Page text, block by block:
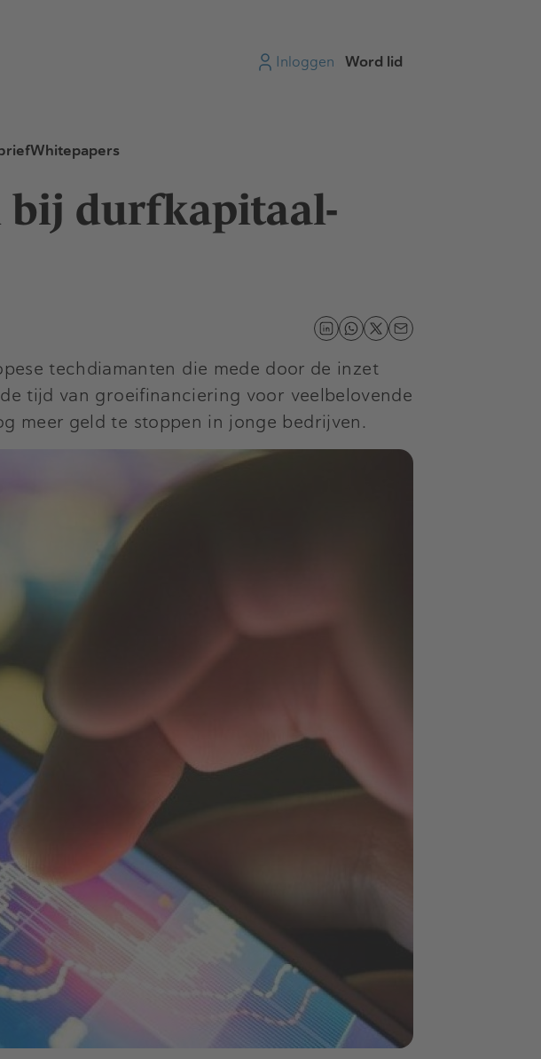
Inloggen Word lid
Whitepapers
bij durfkapitaal-
techdiamanten die mede door de inzet
tijd van groeifinanciering voor veelbelovende
meer geld te stoppen in jonge bedrijven.